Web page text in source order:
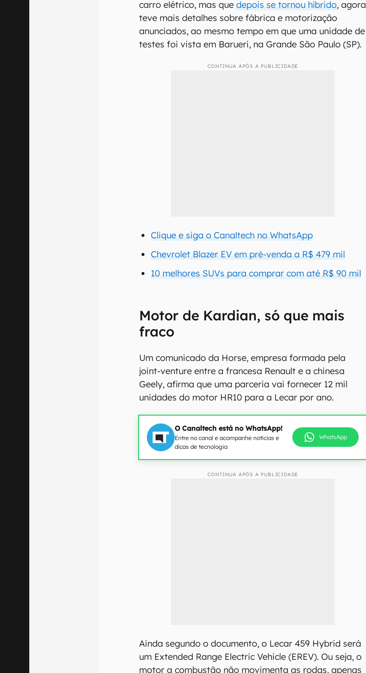
carro elétrico, mas quedepois se tornou híbrido, agora
teve mais detalhes sobre fábrica e motorização
anunciados, ao mesmo tempo em que uma unidade de
testes foi vista em Barueri, na Grande São Paulo (SP).
CONTINUA APÓS A PUBLICIDADE
Clique e siga o Canaltech no WhatsApp
Chevrolet Blazer EV em pré-venda a R$ 479 mil
10 melhores SUVs para comprar com até R$ 90 mil
Motor de Kardian, só que mais
fraco
Um comunicado da Horse, empresa formada pela
joint-venture entre a francesa Renault e a chinesa
Geely, afirma que uma parceria vai fornecer 12 mil
unidades do motor HR10 para a Lecar por ano.
O Canaltech está no WhatsApp!
Entre no canal e acompanhe notícias e
dicas de tecnologia
WhatsApp
CONTINUA APÓS A PUBLICIDADE
Ainda segundo o documento, o Lecar 459 Hybrid será
um Extended Range Electric Vehicle (EREV). Ou seja, o
motor a combustão não movimenta as rodas, apenas